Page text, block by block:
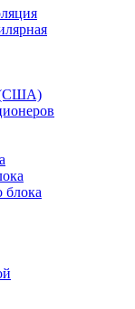
(США)
блока